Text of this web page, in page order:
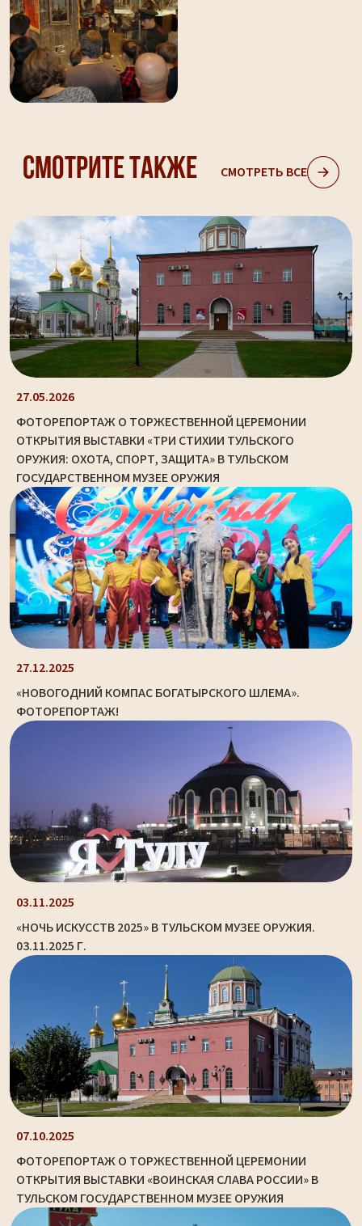
Смотрите также СМОТРЕТЬ ВСЕ
27.05.2026
ФОТОРЕПОРТАЖ О ТОРЖЕСТВЕННОЙ ЦЕРЕМОНИИ
ОТКРЫТИЯ ВЫСТАВКИ «ТРИ СТИХИИ ТУЛЬСКОГО
ОРУЖИЯ: ОХОТА, СПОРТ, ЗАЩИТА» В ТУЛЬСКОМ
ГОСУДАРСТВЕННОМ МУЗЕЕ ОРУЖИЯ
27.12.2025
«НОВОГОДНИЙ КОМПАС БОГАТЫРСКОГО ШЛЕМА».
ФОТОРЕПОРТАЖ!
03.11.2025
«НОЧЬ ИСКУССТВ 2025» В ТУЛЬСКОМ МУЗЕЕ ОРУЖИЯ.
03.11.2025 Г.
07.10.2025
ФОТОРЕПОРТАЖ О ТОРЖЕСТВЕННОЙ ЦЕРЕМОНИИ
ОТКРЫТИЯ ВЫСТАВКИ «ВОИНСКАЯ СЛАВА РОССИИ» В
ТУЛЬСКОМ ГОСУДАРСТВЕННОМ МУЗЕЕ ОРУЖИЯ